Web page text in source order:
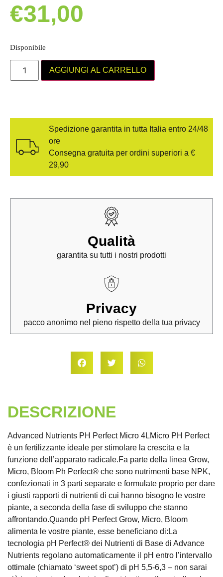
€31,00
Disponibile
AGGIUNGI AL CARRELLO
Spedizione garantita in tutta Italia entro 24/48
ore
Consegna gratuita per ordini superiori a €
29,90
Qualità
garantita su tutti i nostri prodotti
Privacy
pacco anonimo nel pieno rispetto della tua privacy
DESCRIZIONE
Advanced Nutrients PH Perfect Micro 4LMicro PH Perfect
è un fertilizzante ideale per stimolare la crescita e la
funzione dell’apparato radicale.Fa parte della linea Grow,
Micro, Bloom Ph Perfect® che sono nutrimenti base NPK,
confezionati in 3 parti separate e formulate proprio per dare
i giusti rapporti di nutrienti di cui hanno bisogno le vostre
piante, a seconda della fase di sviluppo che stanno
affrontando.Quando pH Perfect Grow, Micro, Bloom
alimenta le vostre piante, esse beneficiano di:La
tecnologia pH Perfect® dei Nutrienti di Base di Advance
Nutrients regolano automaticamente il pH entro l’intervallo
ottimale (chiamato ‘sweet spot’) di pH 5,5-6,3 – non sarai